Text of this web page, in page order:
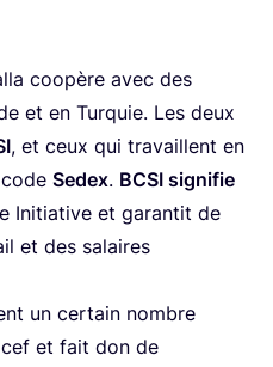
coopère avec des
et en Tur­quie. Les deux
, et ceux qui tra­vaillent en
Sedex. BCSI signi­fie
Ini­tia­tive et garan­tit de
et des salaires
un cer­tain nombre
et fait don de